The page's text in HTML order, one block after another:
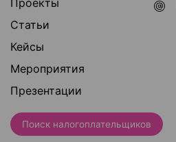
Проекты
Статьи
Кейсы
Мероприятия
Презентации
Поиск налогоплательщиков